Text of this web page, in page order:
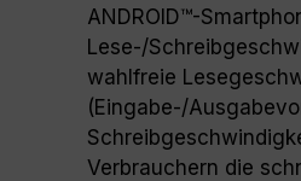
ANDROID™-
Lese-/
wahlfreie
(Eingabe-/
Verbrauchern die